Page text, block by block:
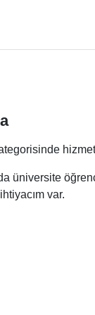
üniversite
var.